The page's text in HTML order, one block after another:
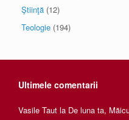
Ştiinţă (12)
Teologie (194)
Ultimele comentarii
Vasile Taut la De luna ta,